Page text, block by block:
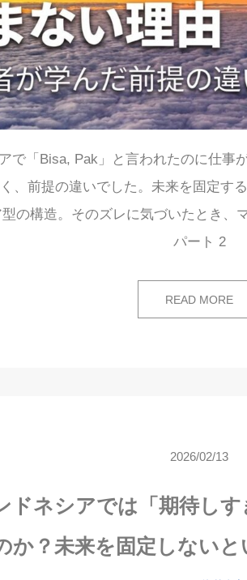
で「Bisa, Pak」と言われたのに仕
、前提の違いでした。未来を固定す
の構造。そのズレに気づいたとき、
パート 2
READ MORE
2026/02/13
ドネシアでは「期待しす
か？未来を固定しない